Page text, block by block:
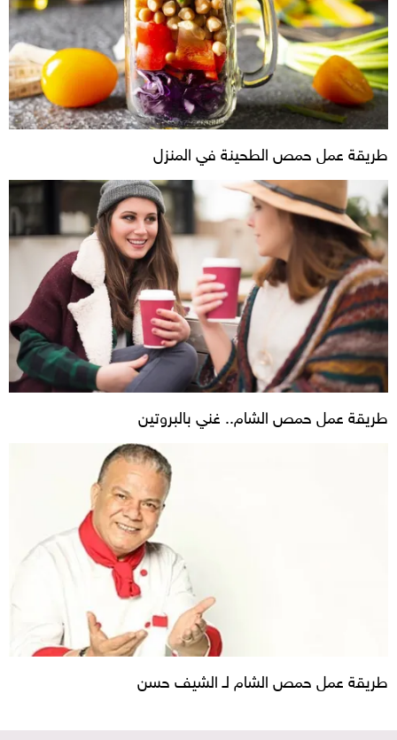
طريقة عمل حمص الطحينة في المنزل
طريقة عمل حمص الشام.. غني بالبروتين
طريقة عمل حمص الشام لـ الشيف حسن